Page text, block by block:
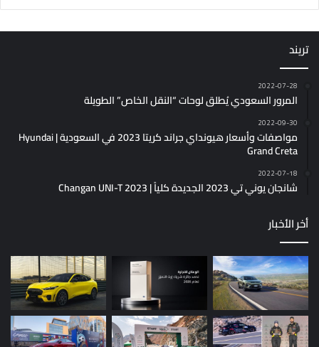
تريند
2022-07-28
المرور السعودي يُطلق لوحات “النقل الخاص” الطويلة
2022-09-30
مواصفات وأسعار هيونداي جراند كريتا 2023 في السعودية | Hyundai
Grand Creta
2022-07-18
شانجان يوني تي 2023 الجديدة كلياً | Changan UNI-T 2023
أخر الأخبار